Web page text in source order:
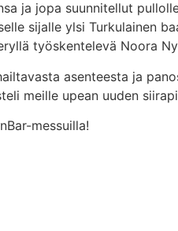
ja jopa suunnitellut
sijalle ylsi Turkulainen
työskentelevä Noora
asenteesta ja
meille upean uuden
messuilla!